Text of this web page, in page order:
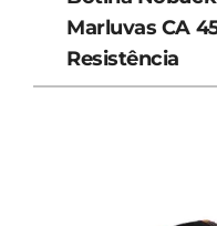
Marluvas CA
Resistência